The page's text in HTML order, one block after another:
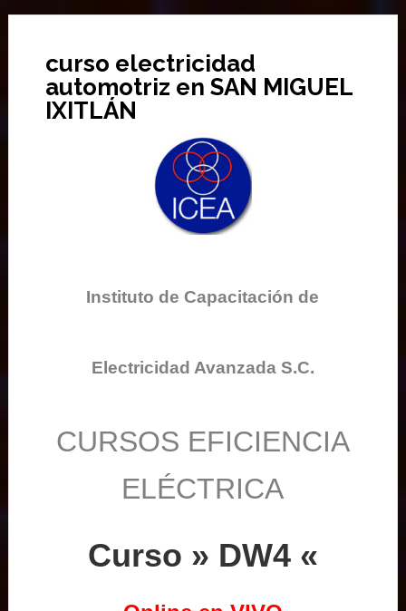
curso electricidad
automotriz en SAN MIGUEL
IXITLÁN
Instituto de Capacitación de
Electricidad Avanzada S.C.
CURSOS EFICIENCIA
ELÉCTRICA
Curso » DW4 «